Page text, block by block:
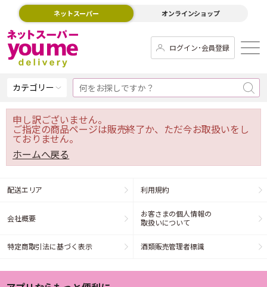
ネットスーパー オンラインショップ
ログイン･会員登録
カテゴリー
申し訳ございません。
ご指定の商品ページは販売終了か、ただ今お取扱いをし
ておりません。
ホームへ戻る
配送エリア 利用規約
会社概要
お客さまの個人情報の
取扱いについて
特定商取引法に基づく表示 酒類販売管理者標識